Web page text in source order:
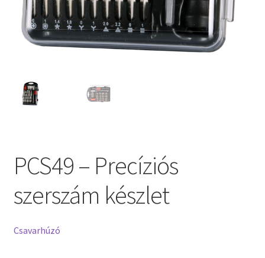
PCS49 – Precíziós
szerszám készlet
Csavarhúzó